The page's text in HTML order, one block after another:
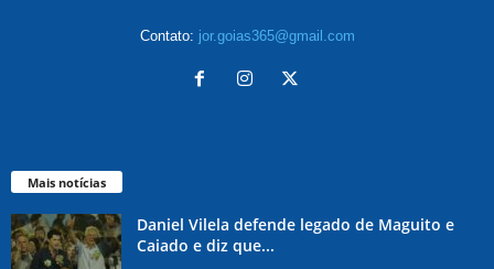
Contato: jor.goias365@gmail.com
Mais notícias
Daniel Vilela defende legado de Maguito e
Caiado e diz que...